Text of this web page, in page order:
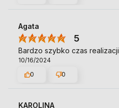
Agata
5
Bardzo szybko czas realizacji
10/16/2024
0
0
KAROLINA